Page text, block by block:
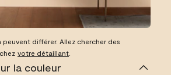
peuvent différer. Allez chercher des
votre détaillant
la couleur